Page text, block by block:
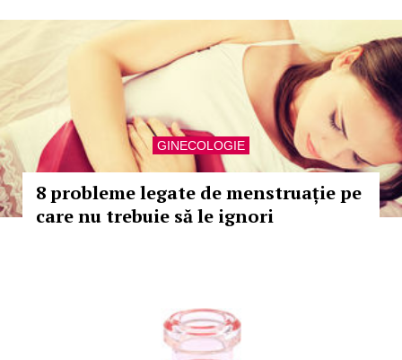
GINECOLOGIE
8 probleme legate de menstruație pe
care nu trebuie să le ignori